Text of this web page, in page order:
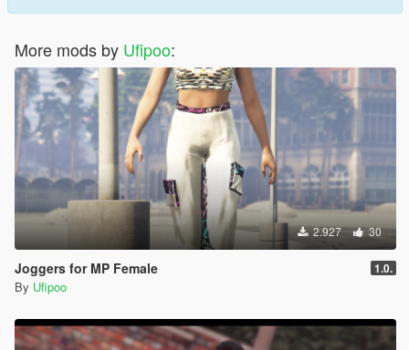
More mods by Ufipoo:
2.927 30
Joggers for MP Female 1.0.
By Ufipoo